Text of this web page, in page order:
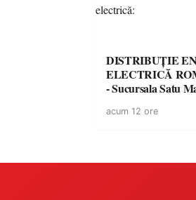
DISTRIBUȚIE
ELECTRICĂ
- Sucursala Satu
energie electrică:
acum 12 ore